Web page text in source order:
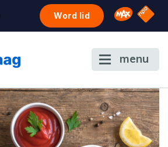
Word lid Omroep
NPO
menu